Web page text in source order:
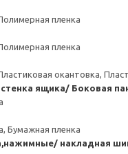
пленка
пленка
окантовка,
ящика/ Боковая
Бумажная пленка
накладная